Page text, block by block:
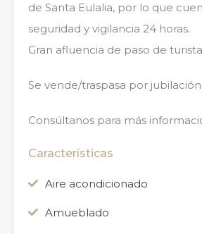
de Santa Eulalia, por lo que
seguridad y vigilancia 24 horas.
Gran afluencia de paso de
Se vende/traspasa por jubilación.
Consúltanos para más
Características
Aire acondicionado
Amueblado